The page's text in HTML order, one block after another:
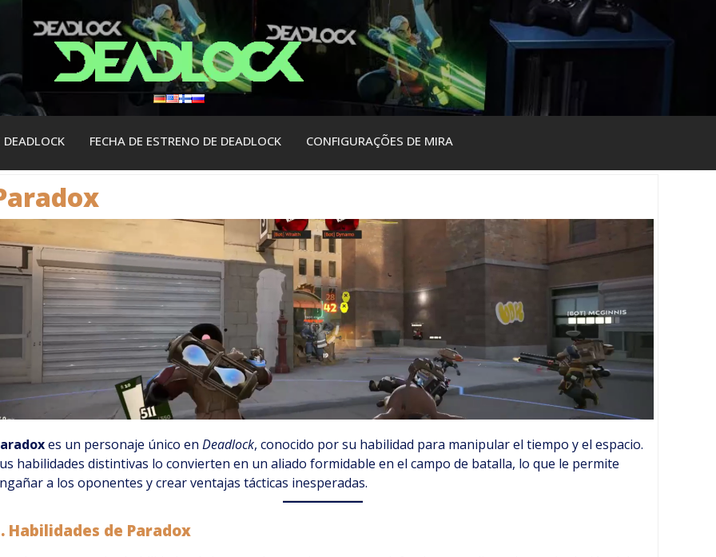
FECHA DE ESTRENO DE DEADLOCK СONFIGURAÇÕES DE MIRA
es un personaje único en Deadlock, conocido por su habilidad para manipular el tiempo y el espacio.
habilidades distintivas lo convierten en un aliado formidable en el campo de batalla, lo que le permite
a los oponentes y crear ventajas tácticas inesperadas.
Habilidades de Paradox